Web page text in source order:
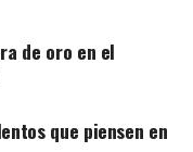
de oro en el
que piensen en